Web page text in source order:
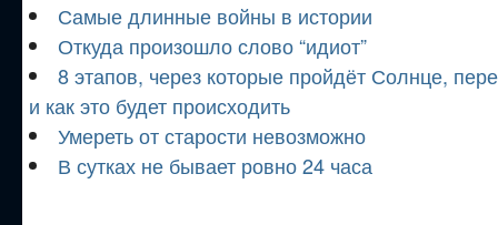
Самые длинные войны в истории
Откуда произошло слово “идиот”
8 этапов, через которые пройдёт Солнце,
и как это будет происходить
Умереть от старости невозможно
В сутках не бывает ровно 24 часа